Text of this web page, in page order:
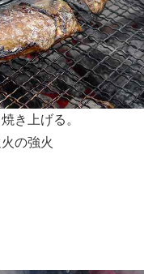
き上げる。
の強火